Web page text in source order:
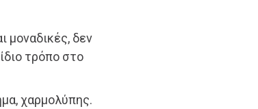
μοναδικές, δεν
τρόπο στο
χαρμολύπης.